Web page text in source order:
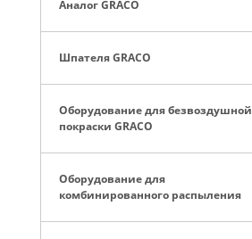
Аналог GRACO
Шпателя GRACO
Оборудование для безвоздушной
покраски GRACO
Оборудование для
комбинированного распыления